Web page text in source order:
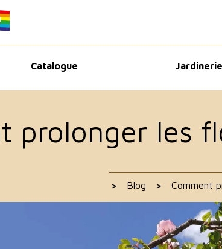
Catalogue Jardinerie
prolonger les
> Blog > Comment